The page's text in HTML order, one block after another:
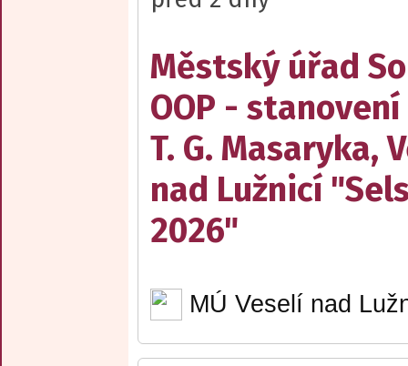
Městský úřad
OOP -
T. G. Masaryka,
nad Lužnicí
2026"
MÚ Veselí nad